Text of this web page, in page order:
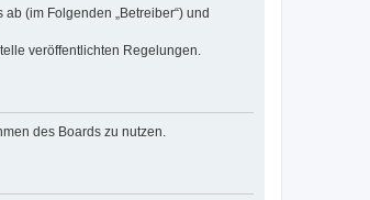
(im Folgenden „Betreiber“) und
veröffentlichten Regelungen.
des Boards zu nutzen.